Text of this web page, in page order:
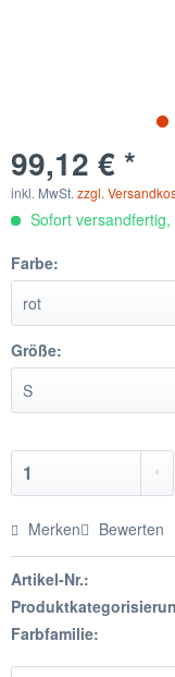
99,12 € *
inkl. MwSt. zzgl.
Sofort
Farbe:
Größe:
Merken Bewerten
Artikel-Nr.:
Farbfamilie: